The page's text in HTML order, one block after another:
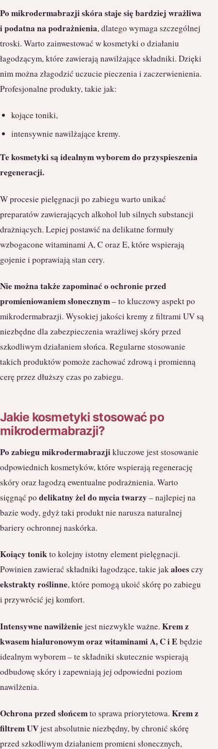
Po mikrodermabrazji skóra staje się bardziej wrażliwa
i podatna na podrażnienia, dlatego wymaga szczególnej
troski. Warto zainwestować w kosmetyki o działaniu
łagodzącym, które zawierają nawilżające składniki. Dzięki
nim można złagodzić uczucie pieczenia i zaczerwienienia.
Profesjonalne produkty, takie jak:
kojące toniki,
intensywnie nawilżające kremy.
Te kosmetyki są idealnym wyborem do przyspieszenia
regeneracji.
W procesie pielęgnacji po zabiegu warto unikać
preparatów zawierających alkohol lub silnych substancji
drażniących. Lepiej postawić na delikatne formuły
wzbogacone witaminami A, C oraz E, które wspierają
gojenie i poprawiają stan cery.
Nie można także zapominać o ochronie przed
promieniowaniem słonecznym– to kluczowy aspekt po
mikrodermabrazji. Wysokiej jakości kremy z filtrami UV są
niezbędne dla zabezpieczenia wrażliwej skóry przed
szkodliwym działaniem słońca. Regularne stosowanie
takich produktów pomoże zachować zdrową i promienną
cerę przez dłuższy czas po zabiegu.
Jakie kosmetyki stosować po
mikrodermabrazji?
Po zabiegu mikrodermabrazjikluczowe jest stosowanie
odpowiednich kosmetyków, które wspierają regenerację
skóry oraz łagodzą ewentualne podrażnienia. Warto
sięgnąć po delikatny żel do mycia twarzy– najlepiej na
bazie wody, gdyż taki produkt nie narusza naturalnej
bariery ochronnej naskórka.
Koiący tonikto kolejny istotny element pielęgnacji.
Powinien zawierać składniki łagodzące, takie jakaloesczy
ekstrakty roślinne, które pomogą ukoić skórę po zabiegu
i przywrócić jej komfort.
Intensywne nawilżeniejest niezwykle ważne. Krem z
kwasem hialuronowym oraz witaminami A, C i E będzie
idealnym wyborem – te składniki skutecznie wspierają
odbudowę skóry i zapewniają jej odpowiedni poziom
nawilżenia.
Ochrona przed słońcemto sprawa priorytetowa. Krem z
filtrem UVjest absolutnie niezbędny, by chronić skórę
przed szkodliwym działaniem promieni słonecznych,